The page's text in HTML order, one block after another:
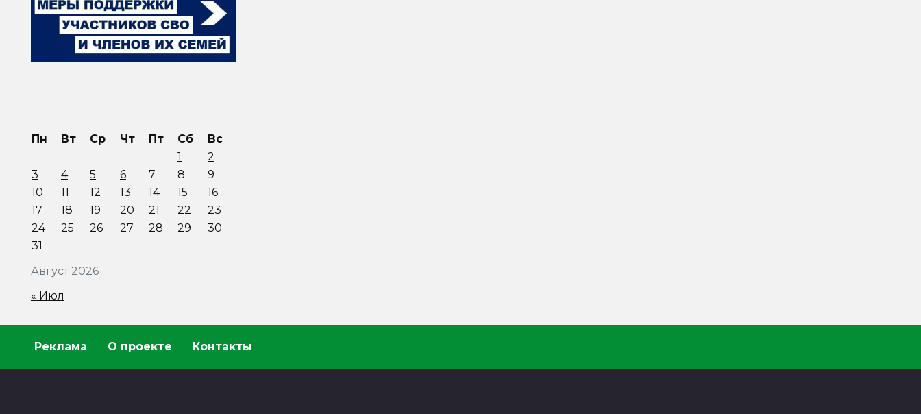
Август 2026
Пн Вт Ср Чт Пт Сб
Вс
1
2
3
4 5 6 7 8
9
10
11 12 13 14 15
16
17
18 19 20 21 22
23
24
25 26 27 28 29
30
31
« Июл
Реклама О проекте Контакты